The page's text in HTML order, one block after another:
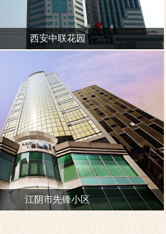
西安中联花园
江阴市先锋小区